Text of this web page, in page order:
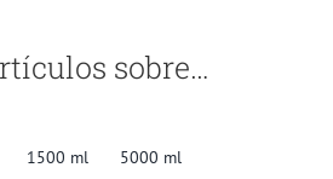
sobre…
1500 ml
5000 ml